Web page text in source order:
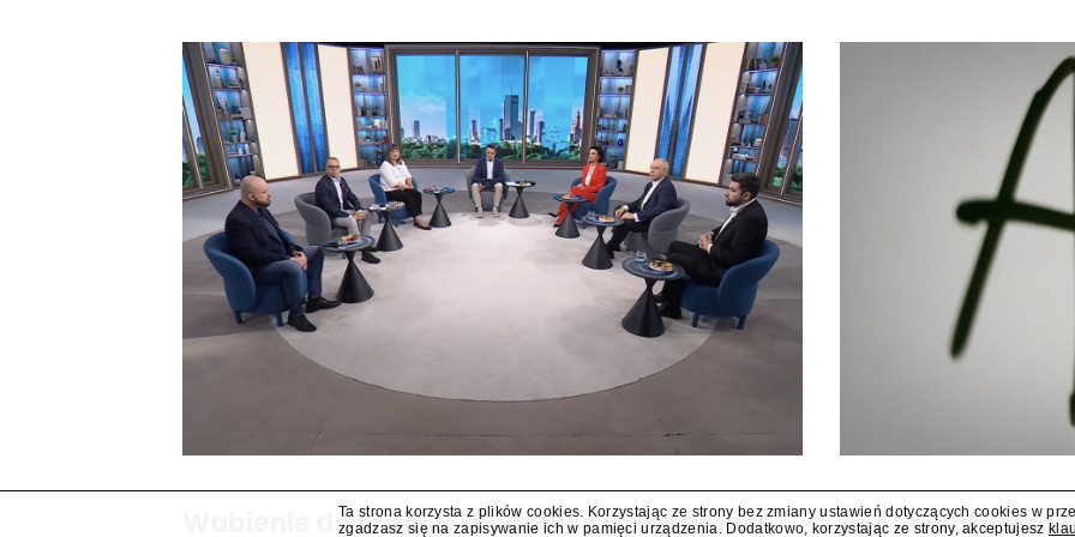
Wabienie do studia. Wydawcy programów
AI Act
Ta strona korzysta z plików cookies. Korzystając ze strony bez zmiany ustawień dotyczących cookies w
zgadzasz się na zapisywanie ich w pamięci urządzenia. Dodatkowo, korzystając ze strony, akceptujesz